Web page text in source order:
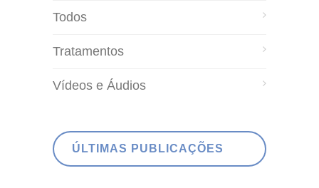
Todos
Tratamentos
Vídeos e Áudios
ÚLTIMAS PUBLICAÇÕES